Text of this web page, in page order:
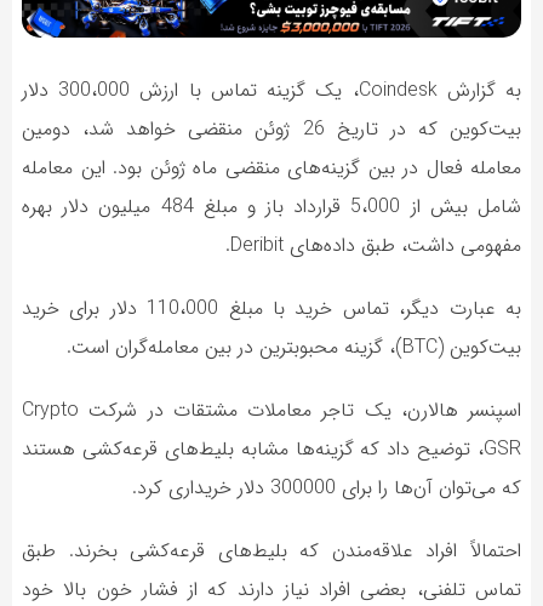
به گزارش Coindesk، یک گزینه تماس با ارزش 300،000 دلار
بیت‌کوین که در تاریخ 26 ژوئن منقضی خواهد شد، دومین
معامله فعال در بین گزینه‌های منقضی ماه ژوئن بود. این معامله
شامل بیش از 5،000 قرارداد باز و مبلغ 484 میلیون دلار بهره
مفهومی داشت، طبق داده‌های Deribit.
به عبارت دیگر، تماس خرید با مبلغ 110،000 دلار برای خرید
بیت‌کوین (BTC)، گزینه محبوبترین در بین معامله‌گران است.
اسپنسر هالارن، یک تاجر معاملات مشتقات در شرکت Crypto
GSR، توضیح داد که گزینه‌ها مشابه بلیط‌های قرعه‌کشی هستند
که می‌توان آن‌ها را برای 300000 دلار خریداری کرد.
احتمالاً افراد علاقه‌مندن که بلیط‌های قرعه‌کشی بخرند. طبق
تماس تلفنی، بعضی افراد نیاز دارند که از فشار خون بالا خود